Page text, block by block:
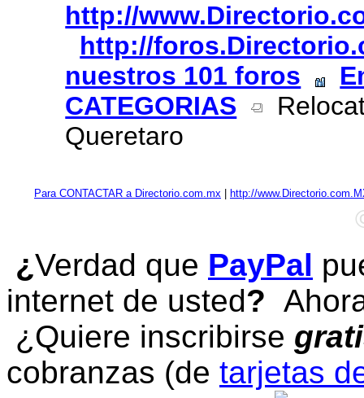
http://
http://
nuestros 101 foros
CATEGORIAS
Queretaro
Para CONTACTAR a Directorio.com.mx http://
¿Verdad que PayPal
internet de usted?
¿Quiere inscribirse
cobranzas (de tarjetas